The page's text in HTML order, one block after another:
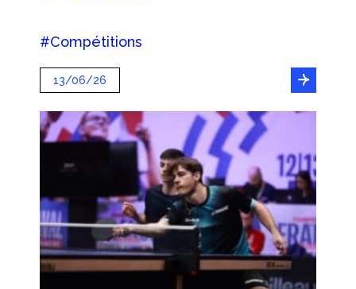
#Compétitions
13/06/26